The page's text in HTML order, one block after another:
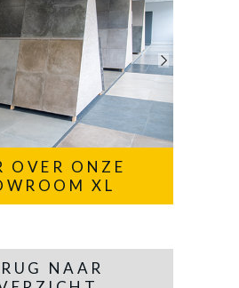
OVER ONZE
XL
NAAR